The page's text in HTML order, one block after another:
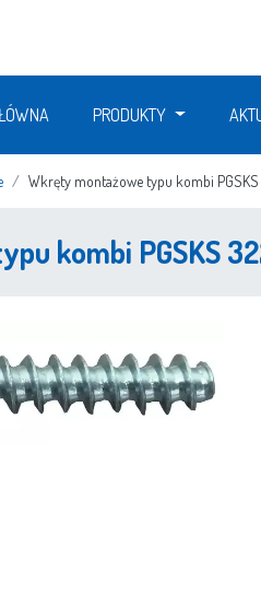
PRODUKTY
Wkręty montażowe typu kombi PGSKS
kombi PGSKS